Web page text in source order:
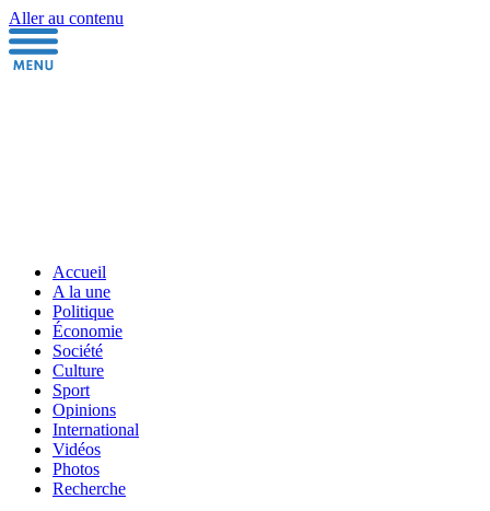
Aller au contenu
Accueil
A la une
Politique
Économie
Société
Culture
Sport
Opinions
International
Vidéos
Photos
Recherche